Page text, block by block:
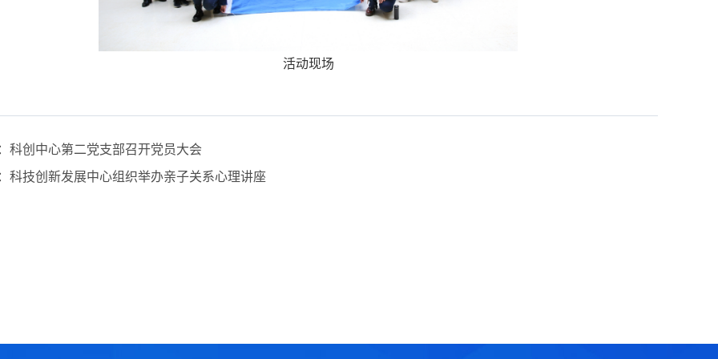
活动现场
科创中心第二党支部召开党员大会
科技创新发展中心组织举办亲子关系心理讲座